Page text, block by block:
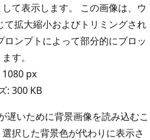
て表示します。 この画像は、ウ
て拡大縮小およびトリミングされ
ロンプトによって部分的にブロッ
す。
1080 px
: 300 KB
遅いために背景画像を読み込むこ
択した背景色が代わりに表示さ